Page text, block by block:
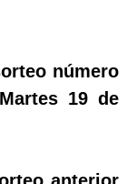
número
19 de